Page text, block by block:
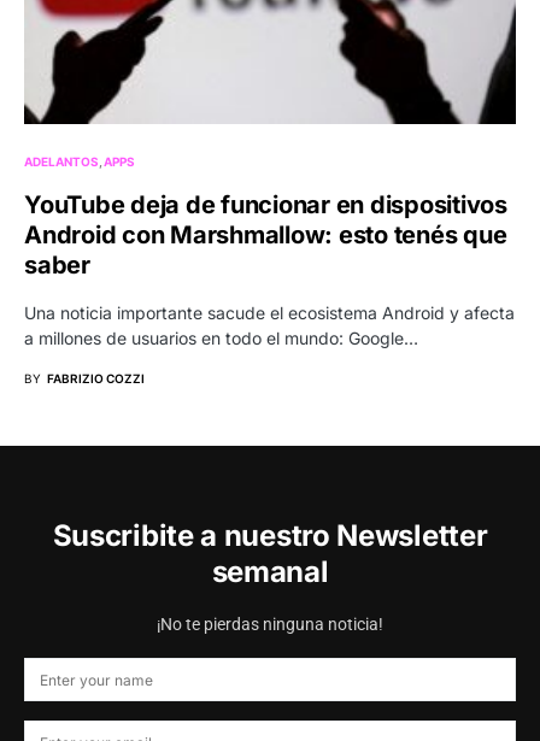
ADELANTOS APPS
YouTube deja de funcionar en dispositivos
Android con Marshmallow: esto tenés que
saber
Una noticia importante sacude el ecosistema Android y afecta
a millones de usuarios en todo el mundo: Google…
BY FABRIZIO COZZI
Suscribite a nuestro Newsletter
semanal
¡No te pierdas ninguna noticia!